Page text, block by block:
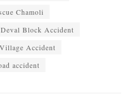
Chamoli
Deval Block Accident
Accident
accident